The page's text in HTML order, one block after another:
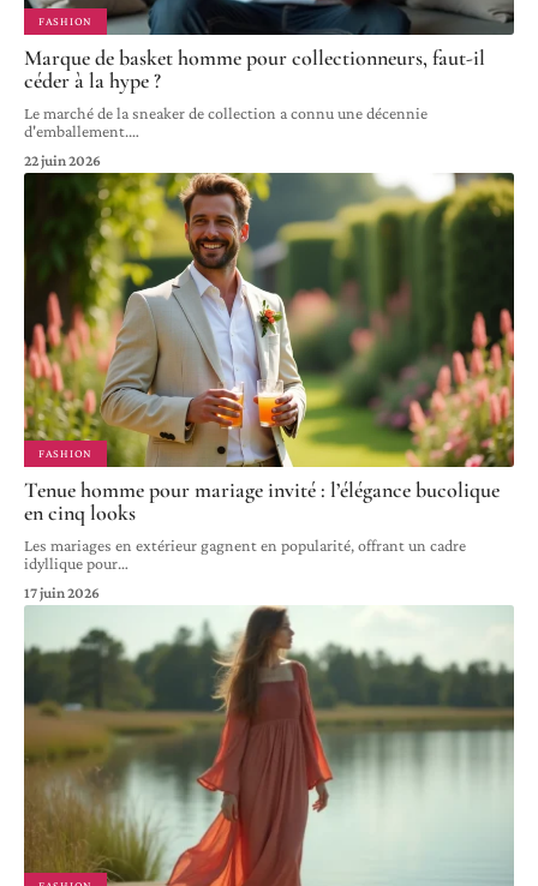
FASHION
Marque de basket homme pour collectionneurs, faut-il
céder à la hype ?
Le marché de la sneaker de collection a connu une décennie
d'emballement.…
22 juin 2026
FASHION
Tenue homme pour mariage invité : l’élégance bucolique
en cinq looks
Les mariages en extérieur gagnent en popularité, offrant un cadre
idyllique pour…
17 juin 2026